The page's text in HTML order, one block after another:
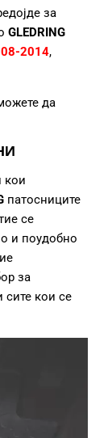
за
GLEDRING
2014,
да
кои
патосниците
се
и поудобно
за
сите кои се